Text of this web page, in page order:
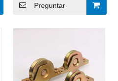
Rodillos de puerta
Preguntar